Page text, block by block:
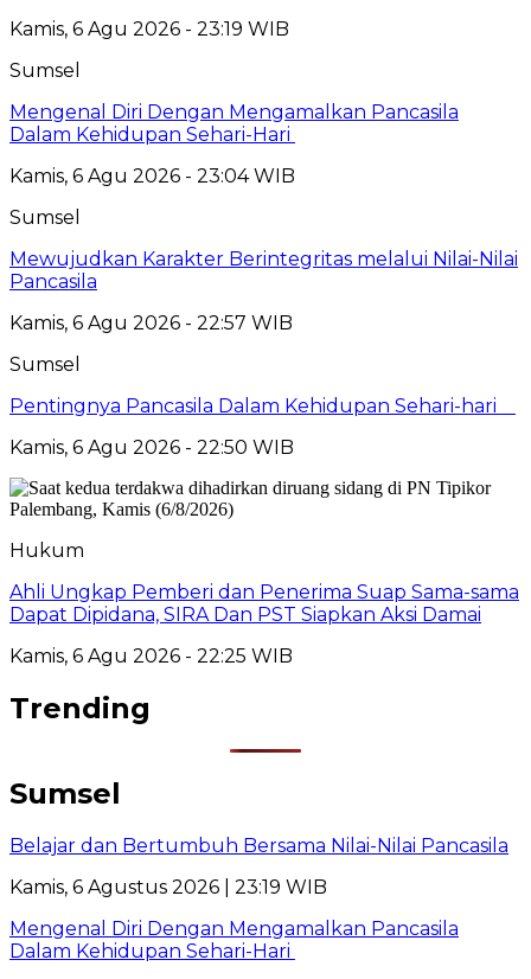
Kamis, 6 Agu 2026 - 23:19 WIB
Sumsel
Mengenal Diri Dengan Mengamalkan Pancasila
Dalam Kehidupan Sehari-Hari
Kamis, 6 Agu 2026 - 23:04 WIB
Sumsel
Mewujudkan Karakter Berintegritas melalui Nilai-Nilai
Pancasila
Kamis, 6 Agu 2026 - 22:57 WIB
Sumsel
Pentingnya Pancasila Dalam Kehidupan Sehari-hari
Kamis, 6 Agu 2026 - 22:50 WIB
Hukum
Ahli Ungkap Pemberi dan Penerima Suap Sama-sama
Dapat Dipidana, SIRA Dan PST Siapkan Aksi Damai
Kamis, 6 Agu 2026 - 22:25 WIB
Trending
Sumsel
Belajar dan Bertumbuh Bersama Nilai-Nilai Pancasila
Kamis, 6 Agustus 2026 | 23:19 WIB
Mengenal Diri Dengan Mengamalkan Pancasila
Dalam Kehidupan Sehari-Hari